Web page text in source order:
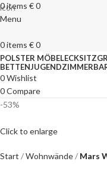
0items €0
Menu
0items €0
POLSTER MÖBEL
BETTENJUGENDZIMMER
0Wishlist
0Compare
-53%
Click to enlarge
Start Wohnwände Mars